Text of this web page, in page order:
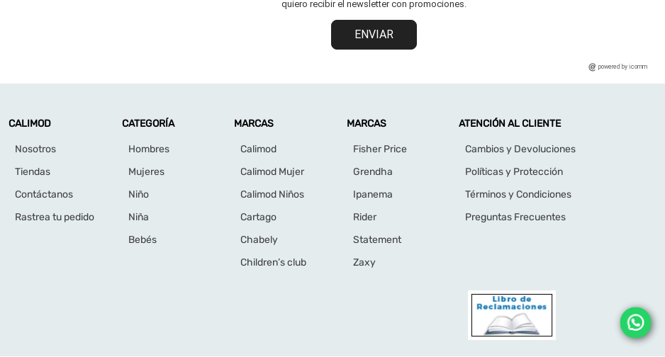
quiero recibir el newsletter con promociones.
ENVIAR
powered by icomm
CALIMOD
Nosotros
Tiendas
Contáctanos
Rastrea tu pedido
CATEGORÍA
Hombres
Mujeres
Niño
Niña
Bebés
MARCAS
Calimod
Calimod Mujer
Calimod Niños
Cartago
Chabely
Children’s club
MARCAS
Fisher Price
Grendha
Ipanema
Rider
Statement
Zaxy
ATENCIÓN AL CLIENTE
Cambios y Devoluciones
Políticas y Protección
Términos y Condiciones
Preguntas Frecuentes